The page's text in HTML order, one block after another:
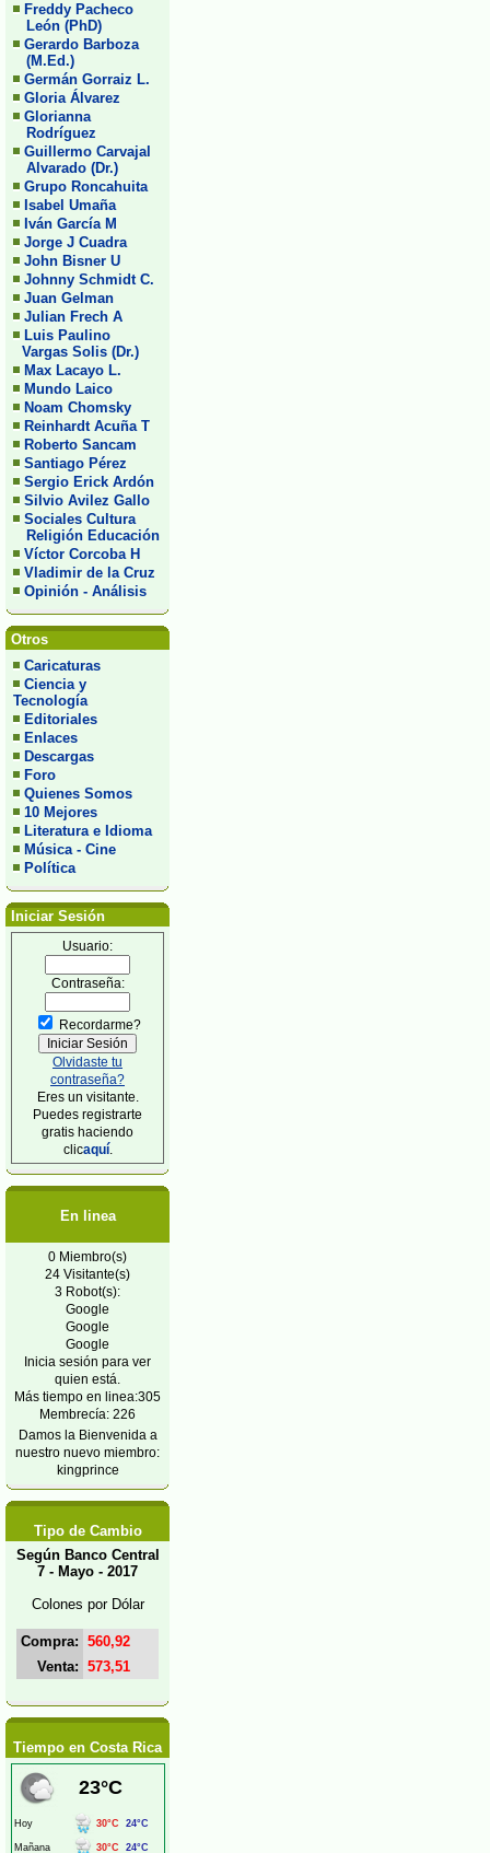
Freddy Pacheco
León (PhD)
Gerardo Barboza
(M.Ed.)
Germán Gorraiz L.
Gloria Álvarez
Glorianna
Rodríguez
Guillermo Carvajal
Alvarado (Dr.)
Grupo Roncahuita
Isabel Umaña
Iván García M
Jorge J Cuadra
John Bisner U
Johnny Schmidt C.
Juan Gelman
Julian Frech A
Luis Paulino
Vargas Solis (Dr.)
Max Lacayo L.
Mundo Laico
Noam Chomsky
Reinhardt Acuña T
Roberto Sancam
Santiago Pérez
Sergio Erick Ardón
Silvio Avilez Gallo
Sociales Cultura
Religión Educación
Víctor Corcoba H
Vladimir de la Cruz
Opinión - Análisis
Otros
Caricaturas
Ciencia y
Tecnología
Editoriales
Enlaces
Descargas
Foro
Quienes Somos
10 Mejores
Literatura e Idioma
Música - Cine
Política
Iniciar Sesión
Usuario:
Contraseña:
Recordarme?
Olvidaste tu
contraseña?
Eres un visitante.
Puedes registrarte
gratis haciendo
clicaquí.
En linea
0 Miembro(s)
24 Visitante(s)
3 Robot(s):
Google
Google
Google
Inicia sesión para ver
quien está.
Más tiempo en linea:305
Membrecía: 226
Damos la Bienvenida a
nuestro nuevo miembro:
kingprince
Tipo de Cambio
Según Banco Central
7 - Mayo - 2017
Colones por Dólar
Compra: 560,92
Venta: 573,51
Tiempo en Costa Rica